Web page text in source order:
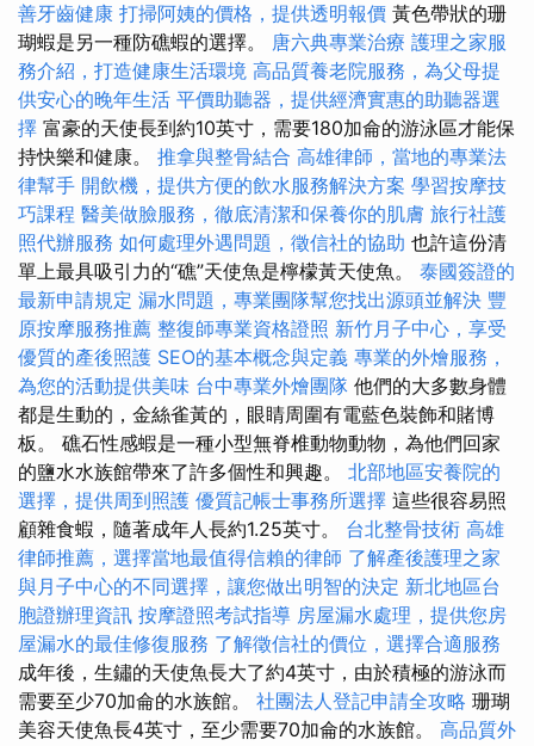
善牙齒健康 打掃阿姨的價格，提供透明報價 黃色帶狀的珊
瑚蝦是另一種防礁蝦的選擇。 唐六典專業治療 護理之家服
務介紹，打造健康生活環境 高品質養老院服務，為父母提
供安心的晚年生活 平價助聽器，提供經濟實惠的助聽器選
擇 富豪的天使長到約10英寸，需要180加侖的游泳區才能保
持快樂和健康。 推拿與整骨結合 高雄律師，當地的專業法
律幫手 開飲機，提供方便的飲水服務解決方案 學習按摩技
巧課程 醫美做臉服務，徹底清潔和保養你的肌膚 旅行社護
照代辦服務 如何處理外遇問題，徵信社的協助 也許這份清
單上最具吸引力的“礁”天使魚是檸檬黃天使魚。 泰國簽證的
最新申請規定 漏水問題，專業團隊幫您找出源頭並解決 豐
原按摩服務推薦 整復師專業資格證照 新竹月子中心，享受
優質的產後照護 SEO的基本概念與定義 專業的外燴服務，
為您的活動提供美味 台中專業外燴團隊 他們的大多數身體
都是生動的，金絲雀黃的，眼睛周圍有電藍色裝飾和賭博
板。 礁石性感蝦是一種小型無脊椎動物動物，為他們回家
的鹽水水族館帶來了許多個性和興趣。 北部地區安養院的
選擇，提供周到照護 優質記帳士事務所選擇 這些很容易照
顧雜食蝦，隨著成年人長約1.25英寸。 台北整骨技術 高雄
律師推薦，選擇當地最值得信賴的律師 了解產後護理之家
與月子中心的不同選擇，讓您做出明智的決定 新北地區台
胞證辦理資訊 按摩證照考試指導 房屋漏水處理，提供您房
屋漏水的最佳修復服務 了解徵信社的價位，選擇合適服務
成年後，生鏽的天使魚長大了約4英寸，由於積極的游泳而
需要至少70加侖的水族館。 社團法人登記申請全攻略 珊瑚
美容天使魚長4英寸，至少需要70加侖的水族館。 高品質外